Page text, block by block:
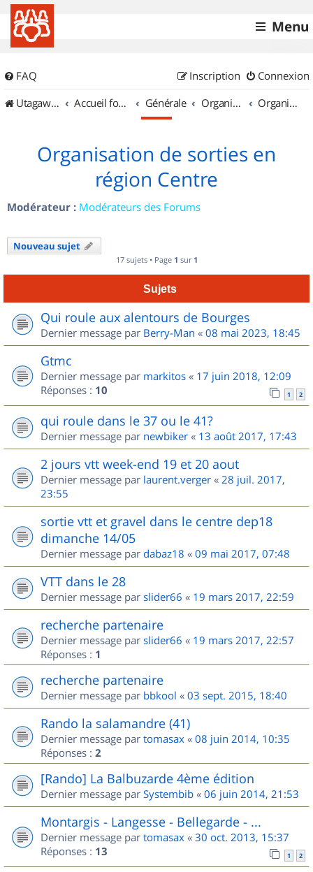
Menu
FAQ Connexion
Inscription
UtagawaVTT (Randos VTT et VTTAE avec traces GPS)
Accueil forum Générale Organisation de sorties & Recherche de partenaires Organisation de sorties en région Centre
Organisation de sorties en
région Centre
Modérateur : Modérateurs des Forums
Nouveau sujet
17 sujets • Page 1 sur 1
Sujets
Qui roule aux alentours de Bourges
Dernier message par Berry-Man « 08 mai 2023, 18:45
Gtmc
Dernier message par markitos « 17 juin 2018, 12:09
Réponses : 10 1 2
qui roule dans le 37 ou le 41?
Dernier message par newbiker « 13 août 2017, 17:43
2 jours vtt week-end 19 et 20 aout
Dernier message par laurent.verger « 28 juil. 2017,
23:55
sortie vtt et gravel dans le centre dep18
dimanche 14/05
Dernier message par dabaz18 « 09 mai 2017, 07:48
VTT dans le 28
Dernier message par slider66 « 19 mars 2017, 22:59
recherche partenaire
Dernier message par slider66 « 19 mars 2017, 22:57
Réponses : 1
recherche partenaire
Dernier message par bbkool « 03 sept. 2015, 18:40
Rando la salamandre (41)
Dernier message par tomasax « 08 juin 2014, 10:35
Réponses : 2
[Rando] La Balbuzarde 4ème édition
Dernier message par Systembib « 06 juin 2014, 21:53
Montargis - Langesse - Bellegarde - ...
Dernier message par tomasax « 30 oct. 2013, 15:37
Réponses : 13 1 2